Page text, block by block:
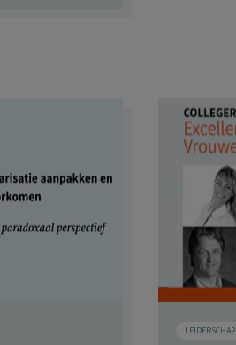
LEIDERSCHAP